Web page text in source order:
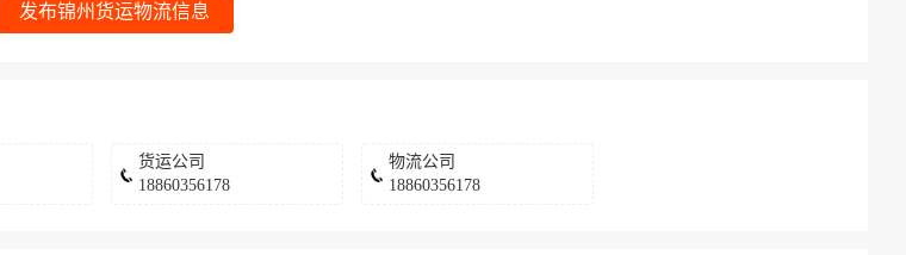
发布锦州货运物流信息
货运公司
18860356178
物流公司
18860356178